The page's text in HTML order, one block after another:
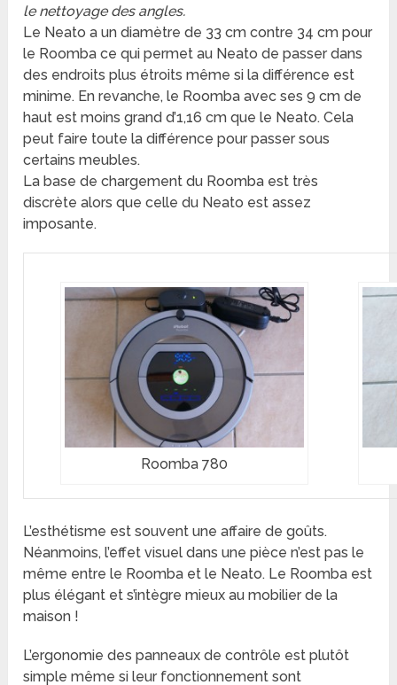
le nettoyage des angles.
Le Neato a un diamètre de 33 cm contre 34 cm pour
le Roomba ce qui permet au Neato de passer dans
des endroits plus étroits même si la différence est
minime. En revanche, le Roomba avec ses 9 cm de
haut est moins grand d’1,16 cm que le Neato. Cela
peut faire toute la différence pour passer sous
certains meubles.
La base de chargement du Roomba est très
discrète alors que celle du Neato est assez
imposante.
Roomba 780
L’esthétisme est souvent une affaire de goûts.
Néanmoins, l’effet visuel dans une pièce n’est pas le
même entre le Roomba et le Neato. Le Roomba est
plus élégant et s’intègre mieux au mobilier de la
maison !
L’ergonomie des panneaux de contrôle est plutôt
simple même si leur fonctionnement sont